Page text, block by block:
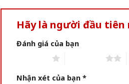
Hãy là người đầu tiên
Đánh giá của bạn
Nhận xét của bạn *